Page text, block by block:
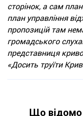
сторінок, а сам
план управління
пропозицій там
громадського
представниця
«Досить труїти
Що відомо